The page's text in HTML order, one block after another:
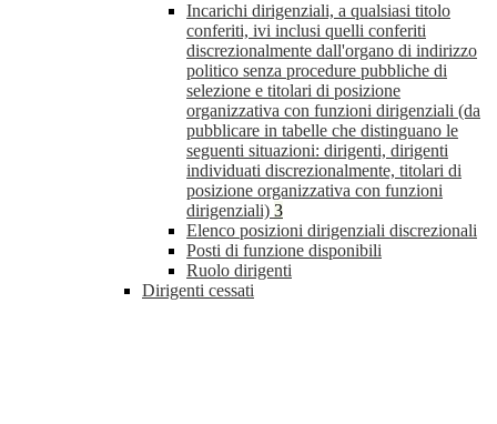
Incarichi dirigenziali, a qualsiasi titolo
conferiti, ivi inclusi quelli conferiti
discrezionalmente dall'organo di indirizzo
politico senza procedure pubbliche di
selezione e titolari di posizione
organizzativa con funzioni dirigenziali (da
pubblicare in tabelle che distinguano le
seguenti situazioni: dirigenti, dirigenti
individuati discrezionalmente, titolari di
posizione organizzativa con funzioni
dirigenziali) 3
Elenco posizioni dirigenziali discrezionali
Posti di funzione disponibili
Ruolo dirigenti
Dirigenti cessati